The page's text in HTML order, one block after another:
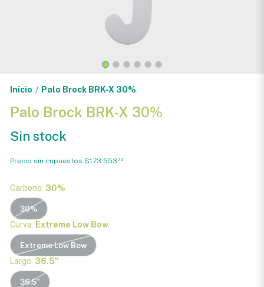
Inicio / Palo Brock BRK-X 30%
Palo Brock BRK-X 30%
Sin stock
Precio sin impuestos $173.553 72
Carbono: 30%
30%
Curva: Extreme Low Bow
Extreme Low Bow
Largo: 36.5"
36.5"